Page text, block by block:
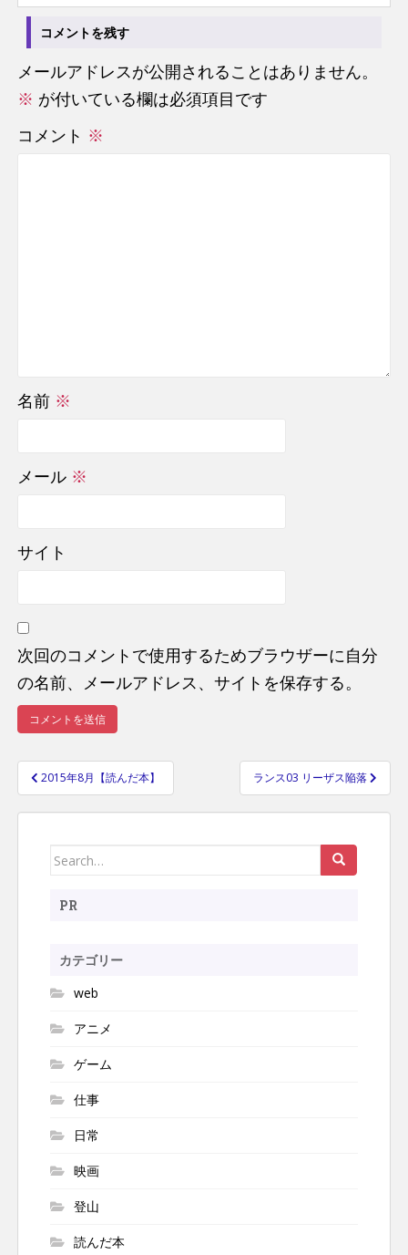
コメントを残す
メールアドレスが公開されることはありません。
※ が付いている欄は必須項目です
コメント ※
名前 ※
メール ※
サイト
次回のコメントで使用するためブラウザーに自分
の名前、メールアドレス、サイトを保存する。
投
稿
ビ
ー
ョ
ン
2015年8月【読んだ本】 ランス03 リーザス陥落
Search
PR
カテゴリー
web
アニメ
ゲーム
仕事
日常
映画
登山
読んだ本